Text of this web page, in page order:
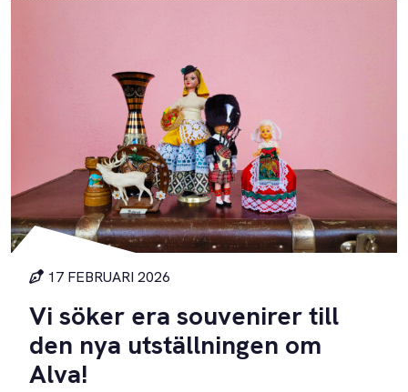
17 FEBRUARI 2026
Vi söker era souvenirer till
den nya utställningen om
Alva!